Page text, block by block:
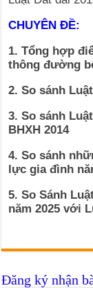
CHUYÊN ĐỀ:
1. Tổng hợp
thông đường
2. So sánh
3. So sánh
BHXH 2014
4. So sánh
lực gia đình
5. So Sánh
năm 2025 với
Đăng ký nhận